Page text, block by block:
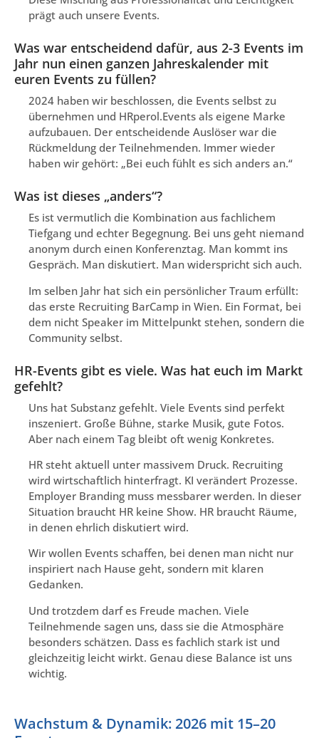
prägt auch unsere Events.
Was war entscheidend dafür, aus 2-3 Events im
Jahr nun einen ganzen Jahreskalender mit
euren Events zu füllen?
2024 haben wir beschlossen, die Events selbst zu
übernehmen und HRperol.Events als eigene Marke
aufzubauen. Der entscheidende Auslöser war die
Rückmeldung der Teilnehmenden. Immer wieder
haben wir gehört: „Bei euch fühlt es sich anders an.“
Was ist dieses „anders“?
Es ist vermutlich die Kombination aus fachlichem
Tiefgang und echter Begegnung. Bei uns geht niemand
anonym durch einen Konferenztag. Man kommt ins
Gespräch. Man diskutiert. Man widerspricht sich auch.
Im selben Jahr hat sich ein persönlicher Traum erfüllt:
das erste Recruiting BarCamp in Wien. Ein Format, bei
dem nicht Speaker im Mittelpunkt stehen, sondern die
Community selbst.
HR-Events gibt es viele. Was hat euch im Markt
gefehlt?
Uns hat Substanz gefehlt. Viele Events sind perfekt
inszeniert. Große Bühne, starke Musik, gute Fotos.
Aber nach einem Tag bleibt oft wenig Konkretes.
HR steht aktuell unter massivem Druck. Recruiting
wird wirtschaftlich hinterfragt. KI verändert Prozesse.
Employer Branding muss messbarer werden. In dieser
Situation braucht HR keine Show. HR braucht Räume,
in denen ehrlich diskutiert wird.
Wir wollen Events schaffen, bei denen man nicht nur
inspiriert nach Hause geht, sondern mit klaren
Gedanken.
Und trotzdem darf es Freude machen. Viele
Teilnehmende sagen uns, dass sie die Atmosphäre
besonders schätzen. Dass es fachlich stark ist und
gleichzeitig leicht wirkt. Genau diese Balance ist uns
wichtig.
Wachstum & Dynamik: 2026 mit 15–20